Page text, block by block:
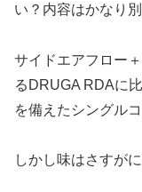
い？内容はかなり別
サイドエアフロー
るDRUGA RDAに
を備えたシングル
しかし味はさすが